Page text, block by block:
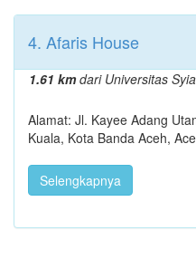
4. Afaris House
1.61 kmdari Universitas
Alamat: Jl. Kayee Adang
Kuala, Kota Banda Aceh,
Selengkapnya